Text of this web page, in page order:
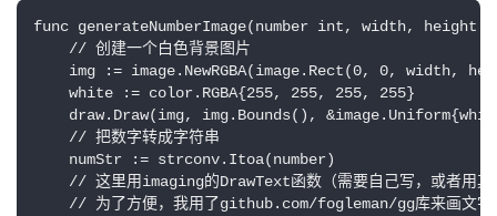
func generateNumberImage(number int, width, height
    // 创建一个白色背景图片
img := image.NewRGBA(image.Rect(0, 0, width,
    white := color.RGBA{255, 255, 255, 255}
draw.Draw(img, img.Bounds(),
    // 把数字转成字符串
    numStr := strconv.Itoa(number)
// 这里用imaging的DrawText函数（需要自己写，或者用其
    // 为了方便，我用了github.com/fogleman/gg库来画文字